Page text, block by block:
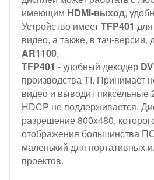
имеющим HDMI-выход,
Устройство имеетTFP401
видео, а также, в тач-версии,
AR1100.
TFP401 - удобный декодер
производства TI. Принимает
видео и выводит пиксельные
HDCP не поддерживается.
разрешение 800x480,
отображения большинства
маленький для портативных
проектов.